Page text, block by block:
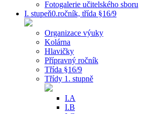
Fotogalerie učitelského sboru
I. stupeň0.ročník, třída §16/9
Organizace výuky
Kolárna
Hlavičky
Přípravný ročník
Třída §16/9
Třídy 1. stupně
I.A
I.B